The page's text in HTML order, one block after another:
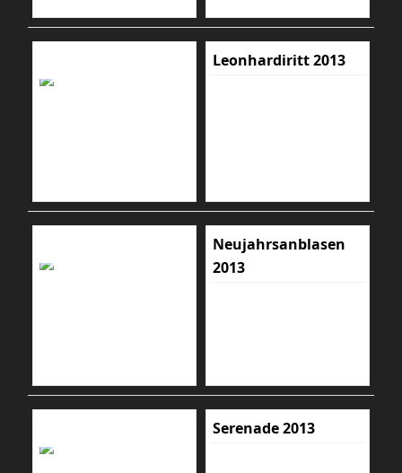
Leonhardiritt 2013
Neujahrsanblasen
2013
Serenade 2013